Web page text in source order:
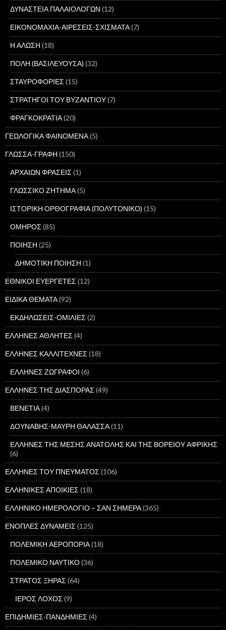
ΔΥΝΑΣΤΕΙΑ ΠΑΛΑΙΟΛΟΓΩΝ (12)
ΕΙΚΟΝΟΜΑΧΙΑ-ΑΙΡΕΣΕΙΣ-ΣΧΙΣΜΑΤΑ(7)
Η ΑΛΩΣΗ (18)
ΠΟΛΗ (ΒΑΣΙΛΕΥΟΥΣΑ) (32)
ΣΤΑΥΡΟΦΟΡΙΕΣ (15)
ΣΤΡΑΤΗΓΟΙ ΤΟΥ ΒΥΖΑΝΤΙΟΥ(7)
ΦΡΑΓΚΟΚΡΑΤΙΑ(20)
ΓΕΩΛΟΓΙΚΑ ΦΑΙΝΟΜΕΝΑ(5)
ΓΛΩΣΣΑ-ΓΡΑΦΗ (150)
ΑΡΧΑΙΩΝ ΦΡΑΣΕΙΣ (1)
ΓΛΩΣΣΙΚΟ ΖΗΤΗΜΑ(5)
ΙΣΤΟΡΙΚΗ ΟΡΘΟΓΡΑΦΙΑ (ΠΟΛΥΤΟΝΙΚΟ) (15)
ΟΜΗΡΟΣ (85)
ΠΟΙΗΣΗ (25)
ΔΗΜΟΤΙΚΗ ΠΟΙΗΣΗ (1)
ΕΘΝΙΚΟΙ ΕΥΕΡΓΕΤΕΣ (12)
ΕΙΔΙΚΑ ΘΕΜΑΤΑ(92)
ΕΚΔΗΛΩΣΕΙΣ-ΟΜΙΛΙΕΣ (2)
ΕΛΛΗΝΕΣ ΑΘΛΗΤΕΣ (4)
ΕΛΛΗΝΕΣ ΚΑΛΛΙΤΕΧΝΕΣ (18)
ΕΛΛΗΝΕΣ ΖΩΓΡΑΦΟΙ (6)
ΕΛΛΗΝΕΣ ΤΗΣ ΔΙΑΣΠΟΡΑΣ (49)
ΒΕΝΕΤΙΑ(4)
ΔΟΥΝΑΒΗΣ-ΜΑΥΡΗ ΘΑΛΑΣΣΑ(11)
ΕΛΛΗΝΕΣ ΤΗΣ ΜΕΣΗΣ ΑΝΑΤΟΛΗΣ ΚΑΙ ΤΗΣ ΒΟΡΕΙΟΥ ΑΦΡΙΚΗΣ
(6)
ΕΛΛΗΝΕΣ ΤΟΥ ΠΝΕΥΜΑΤΟΣ (106)
ΕΛΛΗΝΙΚΕΣ ΑΠΟΙΚΙΕΣ (18)
ΕΛΛΗΝΙΚΟ ΗΜΕΡΟΛΟΓΙΟ – ΣΑΝ ΣΗΜΕΡΑ(365)
ΕΝΟΠΛΕΣ ΔΥΝΑΜΕΙΣ (125)
ΠΟΛΕΜΙΚΗ ΑΕΡΟΠΟΡΙΑ(18)
ΠΟΛΕΜΙΚΟ ΝΑΥΤΙΚΟ(36)
ΣΤΡΑΤΟΣ ΞΗΡΑΣ (64)
ΙΕΡΟΣ ΛΟΧΟΣ (9)
ΕΠΙΔΗΜΙΕΣ-ΠΑΝΔΗΜΙΕΣ (4)